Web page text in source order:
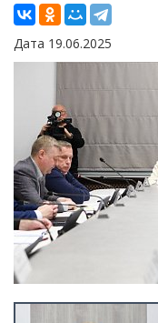
Дата 19.06.2025